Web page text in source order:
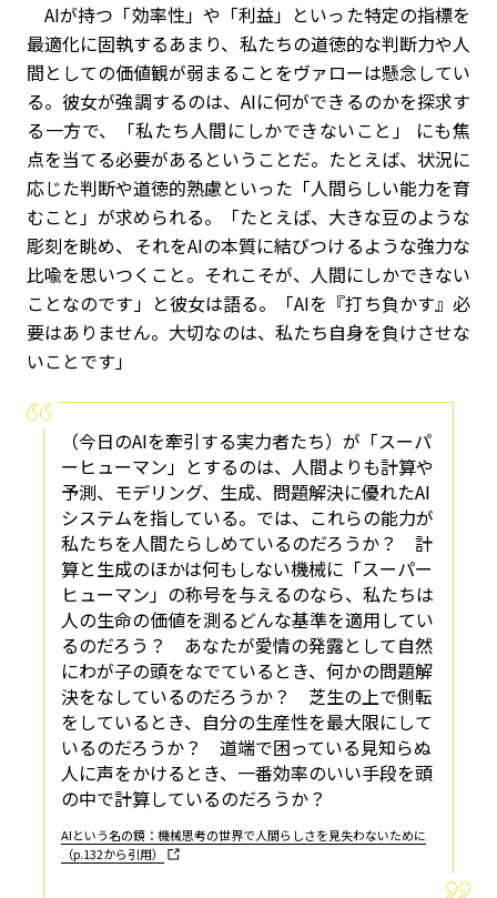
AIが持つ「効率性」や「利益」といった特定の指標を
最適化に固執するあまり、私たちの道徳的な判断力や人
間としての価値観が弱まることをヴァローは懸念してい
る。彼女が強調するのは、AIに何ができるのかを探求す
る一方で、「私たち人間にしかできないこと」 にも焦
点を当てる必要があるということだ。たとえば、状況に
応じた判断や道徳的熟慮といった「人間らしい能力を育
むこと」が求められる。「たとえば、大きな豆のような
彫刻を眺め、それをAIの本質に結びつけるような強力な
比喩を思いつくこと。それこそが、人間にしかできない
ことなのです」と彼女は語る。「AIを『打ち負かす』必
要はありません。大切なのは、私たち自身を負けさせな
いことです」
（今日のAIを牽引する実力者たち）が「スーパ
ーヒューマン」とするのは、人間よりも計算や
予測、モデリング、生成、問題解決に優れたAI
システムを指している。では、これらの能力が
私たちを人間たらしめているのだろうか？ 計
算と生成のほかは何もしない機械に「スーパー
ヒューマン」の称号を与えるのなら、私たちは
人の生命の価値を測るどんな基準を適用してい
るのだろう？ あなたが愛情の発露として自然
にわが子の頭をなでているとき、何かの問題解
決をなしているのだろうか？ 芝生の上で側転
をしているとき、自分の生産性を最大限にして
いるのだろうか？ 道端で困っている見知らぬ
人に声をかけるとき、一番効率のいい手段を頭
の中で計算しているのだろうか？
AIという名の鏡：機械思考の世界で人間らしさを見失わないために
（p.132から引用）